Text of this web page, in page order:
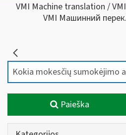
VMI Machine translation /
VMI Машинний
Paieška